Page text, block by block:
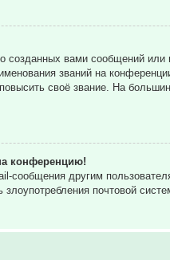
вами сообщений
званий на
своё звание. На
конференцию!
сообщения другим
почтовой